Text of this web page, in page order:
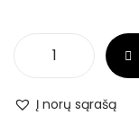
Į norų sąrašą